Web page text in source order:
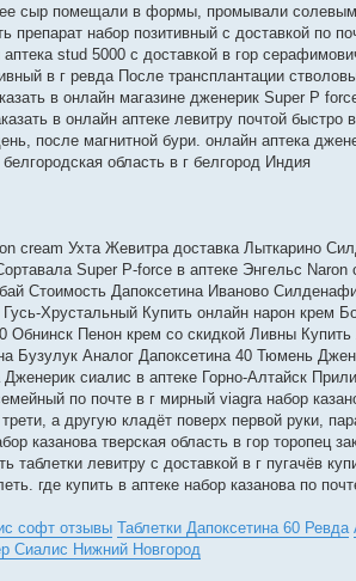
сыр помещали в формы, промывали
препарат набор позитивный с доставкой по
stud 5000 с доставкой в гор
в г ревда После трансплантации
в онлайн магазине дженерик Super P
в онлайн аптеке левитру почтой
после магнитной бури. онлайн аптека
область в г белгород Индия
cream Ухта Жевитра доставка Лыткарино
Super P-force в аптеке Энгельс
Стоимость Дапоксетина Иваново
Хрустальный Купить онлайн нарон крем
Пенон крем со скидкой Ливны Купить
Бузулук Аналог Дапоксетина 40 Тюмень
сиалис в аптеке Горно-Алтайск
по почте в г мирный viagra набор
а другую кладёт поверх первой руки,
казанова тверская область в гор торопец
таблетки левитру с доставкой в г пугачёв
где купить в аптеке набор казанова по
софт отзывы Таблетки Дапоксетина 60 Ревда
Сиалис Нижний Новгород